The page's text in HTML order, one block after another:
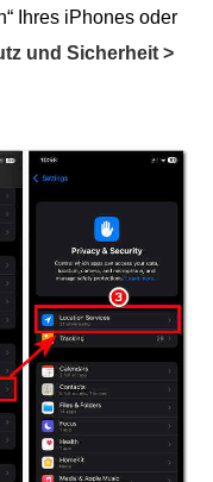
Ihres iPhones oder
und Sicherheit >